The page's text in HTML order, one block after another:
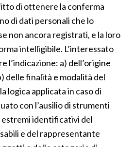
di ottenere la conferma
di dati personali che lo
non ancora registrati, e la loro
intelligibile. L’interessato
l’indicazione: a) dell’origine
delle finalità e modalità del
logica applicata in caso di
con l’ausilio di strumenti
identificativi del
e del rappresentante